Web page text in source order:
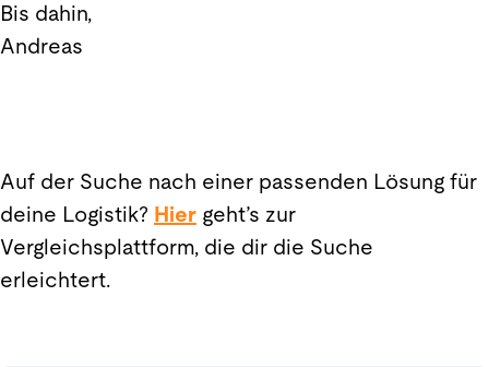
Bis dahin,
Andreas
Auf der Suche nach einer passenden Lösung für
deine Logistik? Hier geht’s zur
Vergleichsplattform, die dir die Suche
erleichtert.